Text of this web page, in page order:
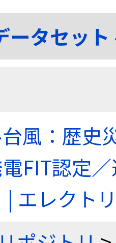
ータセッ
風：歴史
FIT認定
| エレクト